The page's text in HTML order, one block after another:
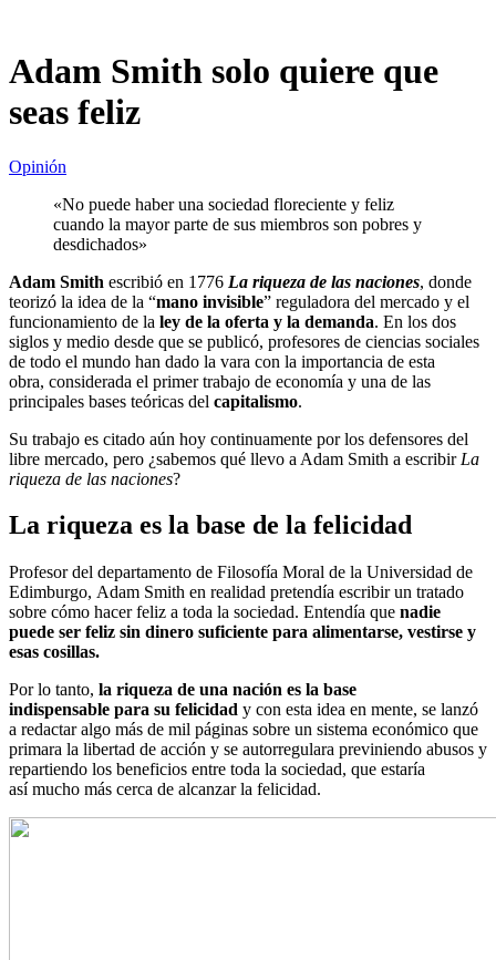
Adam Smith solo quiere que
seas feliz
Opinión
«No puede haber una sociedad floreciente y feliz
cuando la mayor parte de sus miembros son pobres y
desdichados»
Adam Smith escribió en 1776 La riqueza de las naciones, donde
teorizó la idea de la “mano invisible” reguladora del mercado y el
funcionamiento de la ley de la oferta y la demanda. En los dos
siglos y medio desde que se publicó, profesores de ciencias sociales
de todo el mundo han dado la vara con la importancia de esta
obra, considerada el primer trabajo de economía y una de las
principales bases teóricas del capitalismo.
Su trabajo es citado aún hoy continuamente por los defensores del
libre mercado, pero ¿sabemos qué llevo a Adam Smith a escribir La
riqueza de las naciones?
La riqueza es la base de la felicidad
Profesor del departamento de Filosofía Moral de la Universidad de
Edimburgo, Adam Smith en realidad pretendía escribir un tratado
sobre cómo hacer feliz a toda la sociedad. Entendía que nadie
puede ser feliz sin dinero suficiente para alimentarse, vestirse y
esas cosillas.
Por lo tanto, la riqueza de una nación es la base
indispensable para su felicidad y con esta idea en mente, se lanzó
a redactar algo más de mil páginas sobre un sistema económico que
primara la libertad de acción y se autorregulara previniendo abusos y
repartiendo los beneficios entre toda la sociedad, que estaría
así mucho más cerca de alcanzar la felicidad.